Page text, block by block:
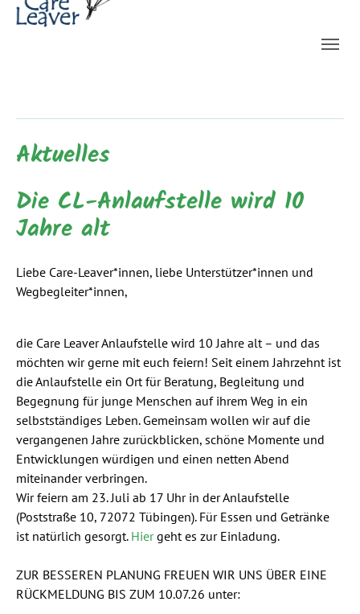
Skip to main navigation
Skip to main content
Skip to page footer
Aktuelles
Die CL-Anlaufstelle wird 10
Jahre alt
Liebe Care-Leaver*innen, liebe Unterstützer*innen und
Wegbegleiter*innen,
die Care Leaver Anlaufstelle wird 10 Jahre alt – und das
möchten wir gerne mit euch feiern! Seit einem Jahrzehnt ist
die Anlaufstelle ein Ort für Beratung, Begleitung und
Begegnung für junge Menschen auf ihrem Weg in ein
selbstständiges Leben. Gemeinsam wollen wir auf die
vergangenen Jahre zurückblicken, schöne Momente und
Entwicklungen würdigen und einen netten Abend
miteinander verbringen.
Wir feiern am 23. Juli ab 17 Uhr in der Anlaufstelle
(Poststraße 10, 72072 Tübingen). Für Essen und Getränke
ist natürlich gesorgt. Hiergeht es zur Einladung.
ZUR BESSEREN PLANUNG FREUEN WIR UNS ÜBER EINE
RÜCKMELDUNG BIS ZUM 10.07.26 unter: